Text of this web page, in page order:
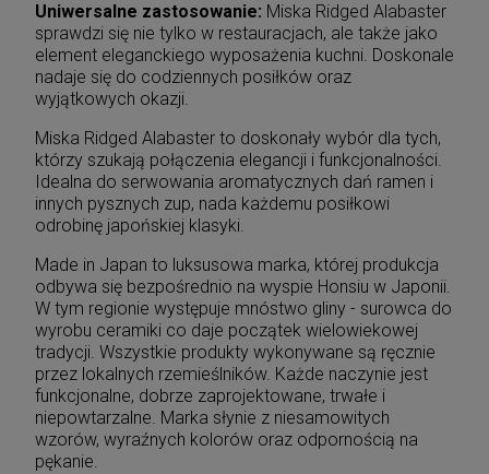
Uniwersalne zastosowanie: Miska Ridged Alabaster
sprawdzi się nie tylko w restauracjach, ale także jako
element eleganckiego wyposażenia kuchni. Doskonale
nadaje się do codziennych posiłków oraz
wyjątkowych okazji.
Miska Ridged Alabaster to doskonały wybór dla tych,
którzy szukają połączenia elegancji i funkcjonalności.
Idealna do serwowania aromatycznych dań ramen i
innych pysznych zup, nada każdemu posiłkowi
odrobinę japońskiej klasyki.
Made in Japan to luksusowa marka, której produkcja
odbywa się bezpośrednio na wyspie Honsiu w Japonii.
W tym regionie występuje mnóstwo gliny - surowca do
wyrobu ceramiki co daje początek wielowiekowej
tradycji. Wszystkie produkty wykonywane są ręcznie
przez lokalnych rzemieślników. Każde naczynie jest
funkcjonalne, dobrze zaprojektowane, trwałe i
niepowtarzalne. Marka słynie z niesamowitych
wzorów, wyraźnych kolorów oraz odpornością na
pękanie.